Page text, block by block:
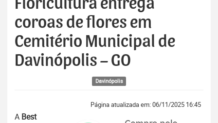
Floricultura entrega
coroas de flores em
Cemitério Municipal de
Davinópolis – GO
Davinópolis
Página atualizada em: 06/11/2025 16:45
A Best